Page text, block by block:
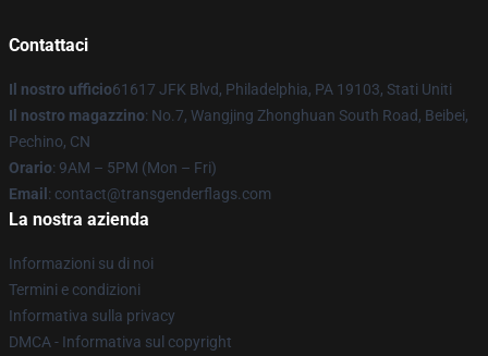
Contattaci
Il nostro ufficio61617 JFK Blvd, Philadelphia, PA 19103, Stati Uniti
Il nostro magazzino: No.7, Wangjing Zhonghuan South Road, Beibei,
Pechino, CN
Orario: 9AM – 5PM (Mon – Fri)
Email : contact@transgenderflags.com
La nostra azienda
Informazioni su di noi
Termini e condizioni
Informativa sulla privacy
DMCA - Informativa sul copyright